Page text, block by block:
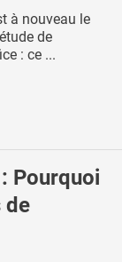
à nouveau le
de
: ce ...
Pourquoi
de